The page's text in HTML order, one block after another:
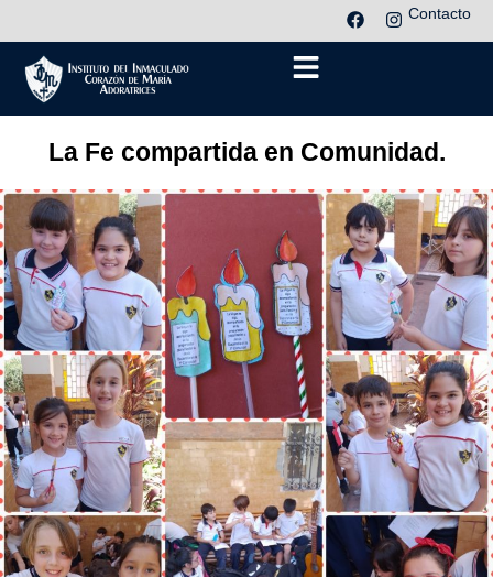
Contacto
La Fe compartida en Comunidad.